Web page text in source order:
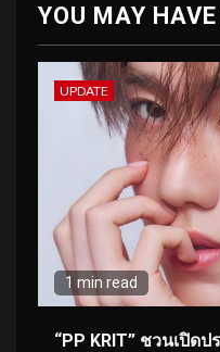
YOU MAY
UPDATE
1 min read
“PP KRIT” ชวนเปิ